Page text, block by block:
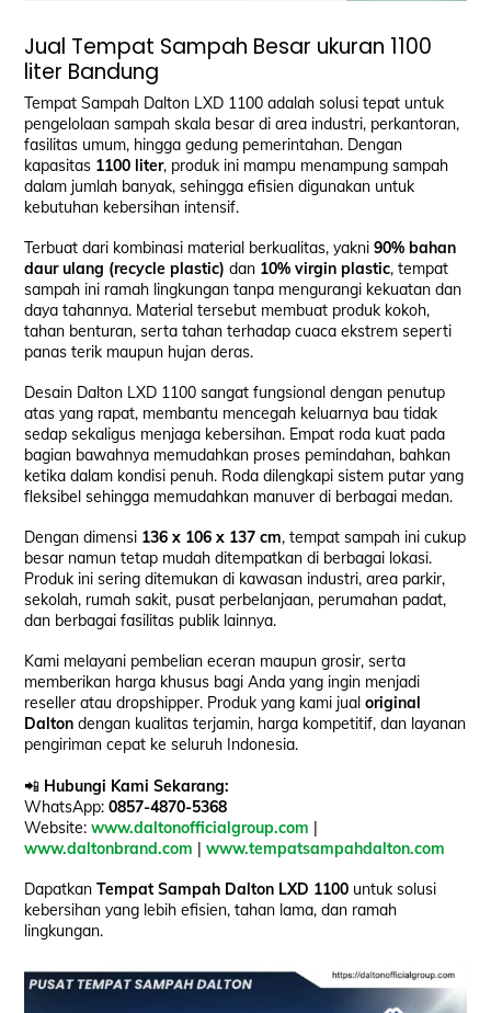
Jual Tempat Sampah Besar ukuran 1100
liter Bandung
Tempat Sampah Dalton LXD 1100 adalah solusi tepat untuk
pengelolaan sampah skala besar di area industri, perkantoran,
fasilitas umum, hingga gedung pemerintahan. Dengan
kapasitas 1100 liter, produk ini mampu menampung sampah
dalam jumlah banyak, sehingga efisien digunakan untuk
kebutuhan kebersihan intensif.
Terbuat dari kombinasi material berkualitas, yakni90% bahan
daur ulang (recycle plastic) dan 10% virgin plastic, tempat
sampah ini ramah lingkungan tanpa mengurangi kekuatan dan
daya tahannya. Material tersebut membuat produk kokoh,
tahan benturan, serta tahan terhadap cuaca ekstrem seperti
panas terik maupun hujan deras.
Desain Dalton LXD 1100 sangat fungsional dengan penutup
atas yang rapat, membantu mencegah keluarnya bau tidak
sedap sekaligus menjaga kebersihan. Empat roda kuat pada
bagian bawahnya memudahkan proses pemindahan, bahkan
ketika dalam kondisi penuh. Roda dilengkapi sistem putar yang
fleksibel sehingga memudahkan manuver di berbagai medan.
Dengan dimensi 136 x 106 x 137 cm, tempat sampah ini cukup
besar namun tetap mudah ditempatkan di berbagai lokasi.
Produk ini sering ditemukan di kawasan industri, area parkir,
sekolah, rumah sakit, pusat perbelanjaan, perumahan padat,
dan berbagai fasilitas publik lainnya.
Kami melayani pembelian eceran maupun grosir, serta
memberikan harga khusus bagi Anda yang ingin menjadi
reseller atau dropshipper. Produk yang kami jualoriginal
Dalton dengan kualitas terjamin, harga kompetitif, dan layanan
pengiriman cepat ke seluruh Indonesia.
📲 Hubungi Kami Sekarang:
WhatsApp:0857-4870-5368
Website:www.daltonofficialgroup.com |
www.daltonbrand.com |www.tempatsampahdalton.com
DapatkanTempat Sampah Dalton LXD 1100 untuk solusi
kebersihan yang lebih efisien, tahan lama, dan ramah
lingkungan.